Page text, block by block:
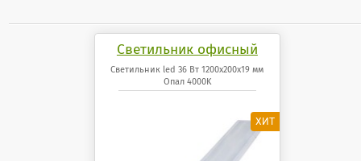
Светильник офисный
светодиодный 36 Вт
1200x200x19 мм Опал
Светильник led 36 Вт 1200x200x19 мм
Опал 4000K